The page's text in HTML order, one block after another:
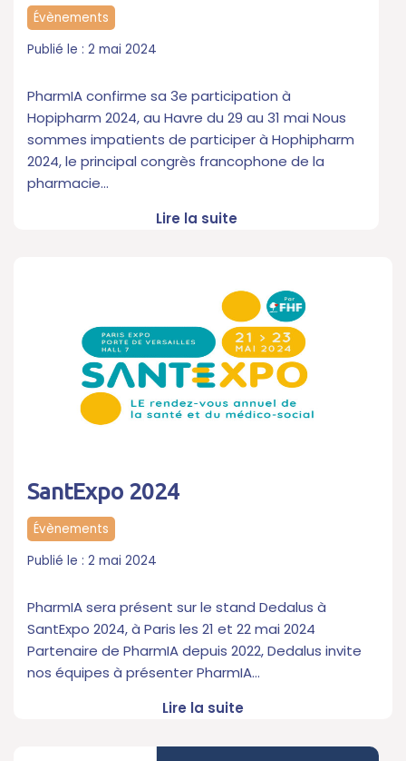
Évènements
2 mai 2024
PharmIA confirme sa 3e participation à
Hopipharm 2024, au Havre du 29 au 31 mai Nous
sommes impatients de participer à Hophipharm
2024, le principal congrès francophone de la
pharmacie…
Lire la suite
SantExpo 2024
Évènements
2 mai 2024
PharmIA sera présent sur le stand Dedalus à
SantExpo 2024, à Paris les 21 et 22 mai 2024
Partenaire de PharmIA depuis 2022, Dedalus invite
nos équipes à présenter PharmIA…
Lire la suite